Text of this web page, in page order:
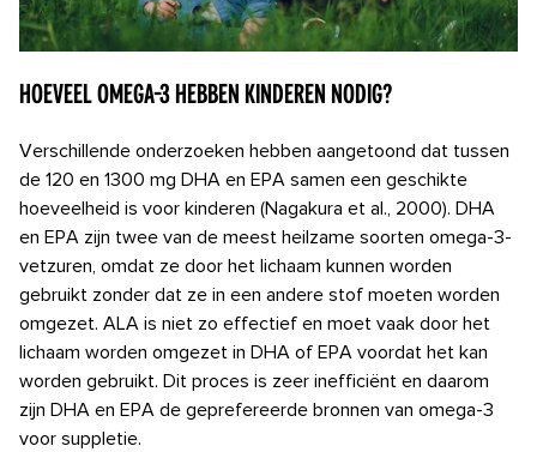
Hoeveel omega-3 hebben kinderen nodig?
Verschillende onderzoeken hebben aangetoond dat tussen
de 120 en 1300 mg DHA en EPA samen een geschikte
hoeveelheid is voor kinderen (Nagakura et al., 2000). DHA
en EPA zijn twee van de meest heilzame soorten omega-3-
vetzuren, omdat ze door het lichaam kunnen worden
gebruikt zonder dat ze in een andere stof moeten worden
omgezet. ALA is niet zo effectief en moet vaak door het
lichaam worden omgezet in DHA of EPA voordat het kan
worden gebruikt. Dit proces is zeer inefficiënt en daarom
zijn DHA en EPA de geprefereerde bronnen van omega-3
voor suppletie.